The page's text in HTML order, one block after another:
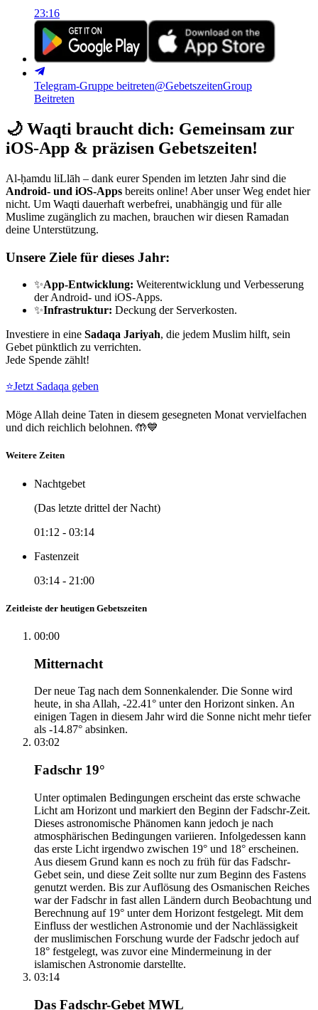
23:16
Telegram-Gruppe beitreten@GebetszeitenGroup
Beitreten
🌙 Waqti braucht dich: Gemeinsam zur
iOS-App & präzisen Gebetszeiten!
Al-ḥamdu liLlāh – dank eurer Spenden im letzten Jahr sind die
Android- und iOS-Apps bereits online! Aber unser Weg endet hier
nicht. Um Waqti dauerhaft werbefrei, unabhängig und für alle
Muslime zugänglich zu machen, brauchen wir diesen Ramadan
deine Unterstützung.
Unsere Ziele für dieses Jahr:
✨App-Entwicklung: Weiterentwicklung und Verbesserung
der Android- und iOS-Apps.
✨Infrastruktur: Deckung der Serverkosten.
Investiere in eine Sadaqa Jariyah, die jedem Muslim hilft, sein
Gebet pünktlich zu verrichten.
Jede Spende zählt!
⭐Jetzt Sadaqa geben
Möge Allah deine Taten in diesem gesegneten Monat vervielfachen
und dich reichlich belohnen. 🤲💙
Weitere Zeiten
Nachtgebet
(Das letzte drittel der Nacht)
01:12 - 03:14
Fastenzeit
03:14 - 21:00
Zeitleiste der heutigen Gebetszeiten
00:00
Mitternacht
Der neue Tag nach dem Sonnenkalender. Die Sonne wird
heute, in sha Allah, -22.41° unter den Horizont sinken. An
einigen Tagen in diesem Jahr wird die Sonne nicht mehr tiefer
als -14.87° absinken.
03:02
Fadschr 19°
Unter optimalen Bedingungen erscheint das erste schwache
Licht am Horizont und markiert den Beginn der Fadschr-Zeit.
Dieses astronomische Phänomen kann jedoch je nach
atmosphärischen Bedingungen variieren. Infolgedessen kann
das erste Licht irgendwo zwischen 19° und 18° erscheinen.
Aus diesem Grund kann es noch zu früh für das Fadschr-
Gebet sein, und diese Zeit sollte nur zum Beginn des Fastens
genutzt werden. Bis zur Auflösung des Osmanischen Reiches
war der Fadschr in fast allen Ländern durch Beobachtung und
Berechnung auf 19° unter dem Horizont festgelegt. Mit dem
Einfluss der westlichen Astronomie und der Nachlässigkeit
der muslimischen Forschung wurde der Fadschr jedoch auf
18° festgelegt, was zuvor eine Mindermeinung in der
islamischen Astronomie darstellte.
03:14
Das Fadschr-Gebet MWL